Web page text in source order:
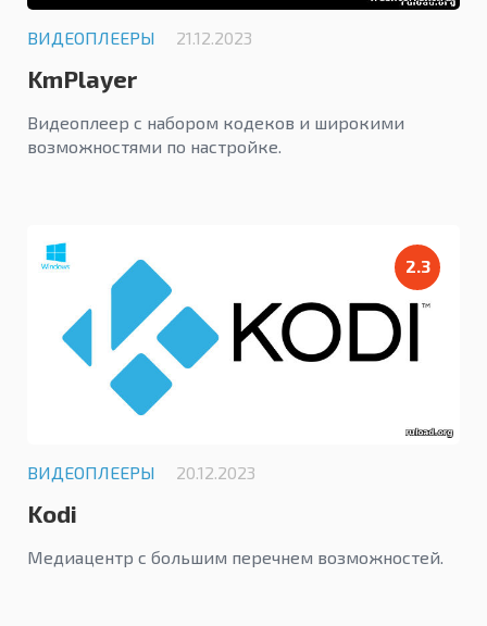
ВИДЕОПЛЕЕРЫ 21.12.2023
KmPlayer
Видеоплеер с набором кодеков и широкими
возможностями по настройке.
2.3
ВИДЕОПЛЕЕРЫ 20.12.2023
Kodi
Медиацентр с большим перечнем возможностей.